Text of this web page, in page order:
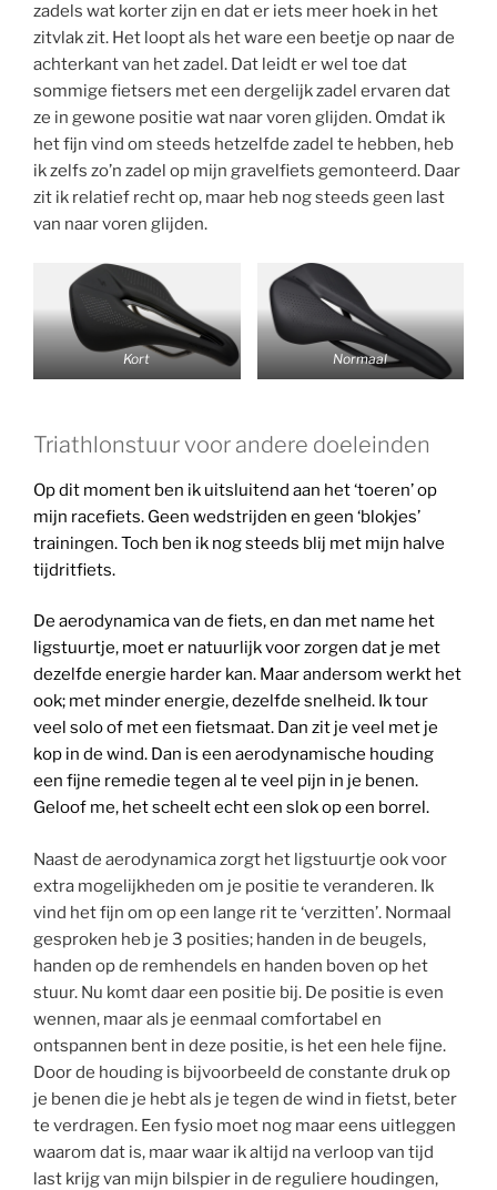
zadels wat korter zijn en dat er iets meer hoek in het
zitvlak zit. Het loopt als het ware een beetje op naar de
achterkant van het zadel. Dat leidt er wel toe dat
sommige fietsers met een dergelijk zadel ervaren dat
ze in gewone positie wat naar voren glijden. Omdat ik
het fijn vind om steeds hetzelfde zadel te hebben, heb
ik zelfs zo’n zadel op mijn gravelfiets gemonteerd. Daar
zit ik relatief recht op, maar heb nog steeds geen last
van naar voren glijden.
Kort Normaal
Triathlonstuur voor andere doeleinden
Op dit moment ben ik uitsluitend aan het ‘toeren’ op
mijn racefiets. Geen wedstrijden en geen ‘blokjes’
trainingen. Toch ben ik nog steeds blij met mijn halve
tijdritfiets.
De aerodynamica van de fiets, en dan met name het
ligstuurtje, moet er natuurlijk voor zorgen dat je met
dezelfde energie harder kan. Maar andersom werkt het
ook; met minder energie, dezelfde snelheid. Ik tour
veel solo of met een fietsmaat. Dan zit je veel met je
kop in de wind. Dan is een aerodynamische houding
een fijne remedie tegen al te veel pijn in je benen.
Geloof me, het scheelt echt een slok op een borrel.
Naast de aerodynamica zorgt het ligstuurtje ook voor
extra mogelijkheden om je positie te veranderen. Ik
vind het fijn om op een lange rit te ‘verzitten’. Normaal
gesproken heb je 3 posities; handen in de beugels,
handen op de remhendels en handen boven op het
stuur. Nu komt daar een positie bij. De positie is even
wennen, maar als je eenmaal comfortabel en
ontspannen bent in deze positie, is het een hele fijne.
Door de houding is bijvoorbeeld de constante druk op
je benen die je hebt als je tegen de wind in fietst, beter
te verdragen. Een fysio moet nog maar eens uitleggen
waarom dat is, maar waar ik altijd na verloop van tijd
last krijg van mijn bilspier in de reguliere houdingen,